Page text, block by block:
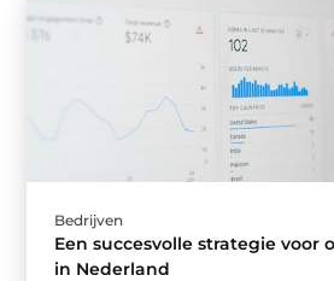
Bedrijven
Een succesvolle strategie voor
in Nederland